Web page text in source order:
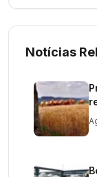
Notícias